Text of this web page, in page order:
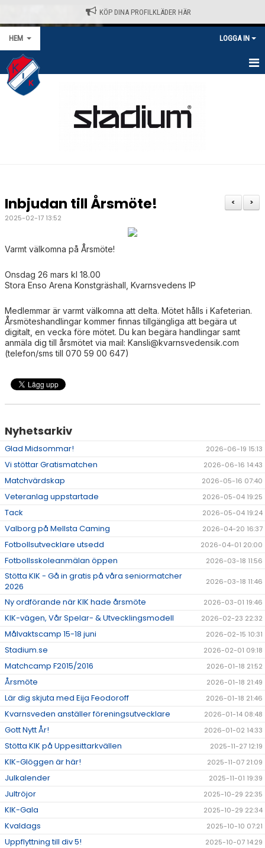
KÖP DINA PROFILKLÄDER HÄR
HEM LOGGA IN
HEM
KONTAKT
DOKUMENT
>
<
Inbjudan till Årsmöte!
2025-02-17 13:52
Varmt välkomna på Årsmöte!
Onsdag 26 mars kl 18.00
Stora Enso Arena Konstgräshall, Kvarnsvedens IP
Medlemmar är varmt välkomna att delta. Mötet hålls i Kafeterian.
Årsmöteshandlingar kommer finnas tillgängliga att begära ut
digitalt, en vecka före mötet. Du kan begära handlingar samt
anmäla dig till årsmötet via mail: Kansli@kvarnsvedensik.com
(telefon/sms till 070 59 00 647)
Nyhetsarkiv
Glad Midsommar! 2026-06-19 15:13
Vi stöttar Gratismatchen 2026-06-16 14:43
Matchvärdskap 2026-05-16 07:40
Veteranlag uppstartade 2026-05-04 19:25
Tack 2026-05-04 19:24
Valborg på Mellsta Caming 2026-04-20 16:37
Fotbollsutvecklare utsedd 2026-04-01 20:00
Fotbollsskoleanmälan öppen 2026-03-18 11:56
Stötta KIK - Gå in gratis på våra seniormatcher
2026
2026-03-18 11:46
Ny ordförande när KIK hade årsmöte 2026-03-01 19:46
KIK-vägen, Vår Spelar- & Utvecklingsmodell 2026-02-23 22:32
Målvaktscamp 15-18 juni 2026-02-15 10:31
Stadium.se 2026-02-01 09:18
Matchcamp F2015/2016 2026-01-18 21:52
Årsmöte 2026-01-18 21:49
Lär dig skjuta med Eija Feodoroff 2026-01-18 21:46
Kvarnsveden anställer föreningsutvecklare 2026-01-14 08:48
Gott Nytt År! 2026-01-02 14:33
Stötta KIK på Uppesittarkvällen 2025-11-27 12:19
KIK-Glöggen är här! 2025-11-07 21:09
Julkalender 2025-11-01 19:39
Jultröjor 2025-10-29 22:35
KIK-Gala 2025-10-29 22:34
Kvaldags 2025-10-10 07:21
Uppflyttning till div 5! 2025-10-07 14:29